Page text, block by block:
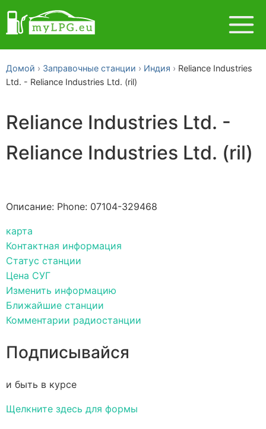
Домой Заправочные станции Индия
Reliance Industries
Ltd. - Reliance Industries Ltd. (ril)
Reliance Industries Ltd. -
Reliance Industries Ltd. (ril)
Описание: Phone: 07104-329468
карта
Контактная информация
Статус станции
Цена СУГ
Изменить информацию
Ближайшие станции
Комментарии радиостанции
Подписывайся
и быть в курсе
Щелкните здесь для формы